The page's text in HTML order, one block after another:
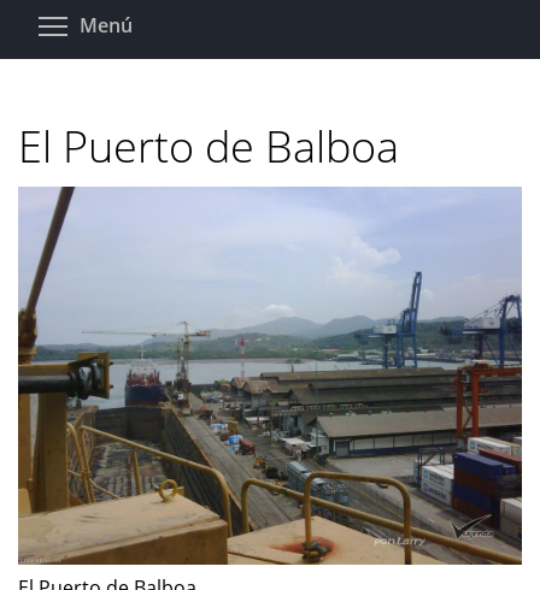
Pasar
Menú
El Puerto de Balboa